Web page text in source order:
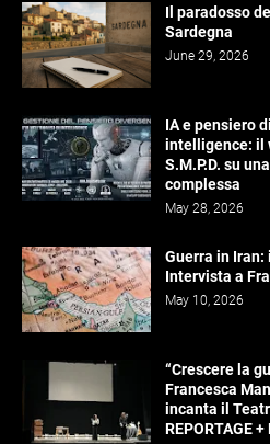
Il paradosso
Sardegna
June 29, 2026
IA e pensiero
intelligence: il
S.M.P.D. su
complessa
May 28, 2026
Guerra in
Intervista a
May 10, 2026
“Crescere la
Francesca
incanta il
REPORTAGE +